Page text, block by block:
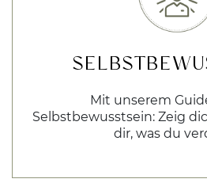
Mit unserem
Selbstbewusstsein: Zeig
dir, was du